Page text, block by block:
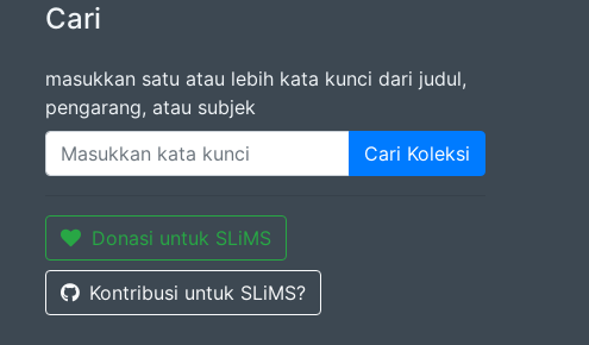
Cari
masukkan satu atau lebih kata kunci dari judul,
pengarang, atau subjek
Cari Koleksi
Donasi untuk SLiMS
Kontribusi untuk SLiMS?